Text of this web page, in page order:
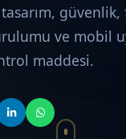
tasarım,
ve mobil
maddesi.